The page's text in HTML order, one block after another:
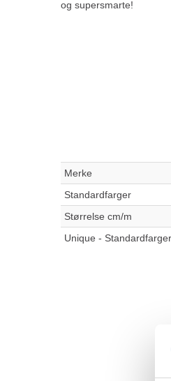
og supersmarte!
Merke
Standardfarger
Størrelse cm/m
Unique - Standardfarger